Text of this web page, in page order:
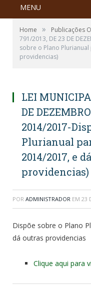
MENU
Home » Publicações
791/2013, DE 23 DE
sobre o Plano
providencias)
LEI
DE
2014/2017-
Plurianual
2014/2017, e
providencias)
POR ADMINISTRADOR EM 23
Dispõe sobre o Plano
dá outras providencias
Clique aqui para